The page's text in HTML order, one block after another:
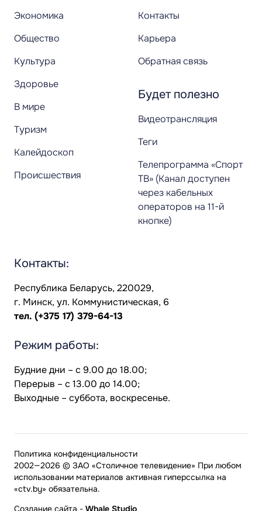
Экономика
Общество
Культура
Здоровье
В мире
Туризм
Калейдоскоп
Происшествия
Контакты
Карьера
Обратная связь
Будет полезно
Видеотрансляция
Теги
Телепрограмма «Спорт
ТВ» (Канал доступен
через кабельных
операторов на 11-й
кнопке)
Контакты:
Республика Беларусь, 220029,
г. Минск, ул. Коммунистическая, 6
тел. (+375 17) 379-64-13
Режим работы:
Будние дни – с 9.00 до 18.00;
Перерыв – с 13.00 до 14.00;
Выходные – суббота, воскресенье.
2002—2026 © ЗАО «Столичное телевидение» При любом
использовании материалов активная гиперссылка на
«ctv.by» обязательна.
Политика конфиденциальности